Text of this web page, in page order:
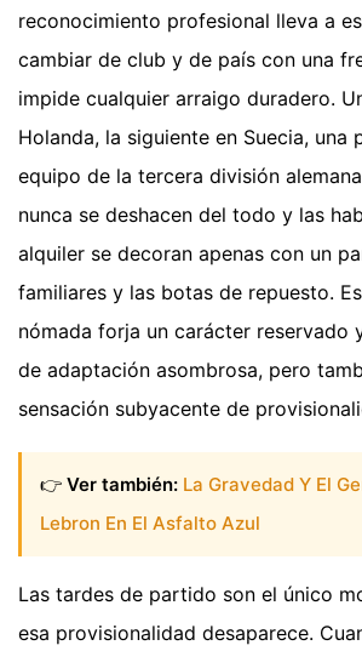
reconocimiento profesional lleva a
cambiar de club y de país con una
impide cualquier arraigo duradero.
Holanda, la siguiente en Suecia, una
equipo de la tercera división
nunca se deshacen del todo y las
alquiler se decoran apenas con un
familiares y las botas de repuesto.
nómada forja un carácter reservado
de adaptación asombrosa, pero
sensación subyacente de
👉 Ver también: La Gravedad Y El
Lebron En El Asfalto Azul
Las tardes de partido son el único
esa provisionalidad desaparece.